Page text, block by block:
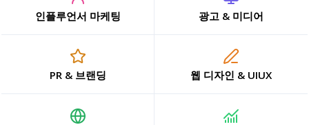
인플루언서 마케팅 광고 & 미디어
PR & 브랜딩 웹 디자인 & UIUX